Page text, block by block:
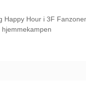
Happy Hour i 3F